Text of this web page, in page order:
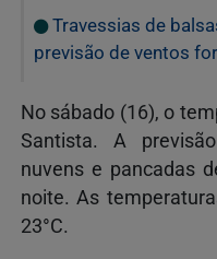
Travessias de
previsão de ventos
No sábado (16), o
Santista. A
nuvens e pancadas
noite. As
23°C.